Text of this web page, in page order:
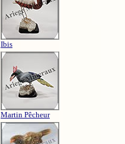
Ibis
Martin Pêcheur